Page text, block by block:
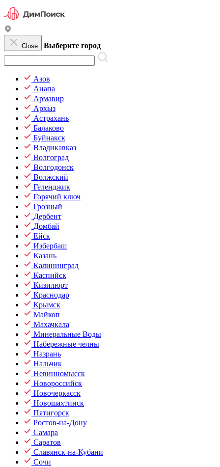
Close Выберите город
Азов
Анапа
Армавир
Архыз
Астрахань
Балаково
Буйнакск
Владикавказ
Волгоград
Волгодонск
Волжский
Геленджик
Горячий ключ
Грозный
Дербент
Домбай
Ейск
Избербаш
Казань
Калининград
Каспийск
Кизилюрт
Краснодар
Крымск
Майкоп
Махачкала
Минеральные Воды
Набережные челны
Назрань
Нальчик
Невинномысск
Новороссийск
Новочеркасск
Новошахтинск
Пятигорск
Ростов-на-Дону
Самара
Саратов
Славянск-на-Кубани
Сочи